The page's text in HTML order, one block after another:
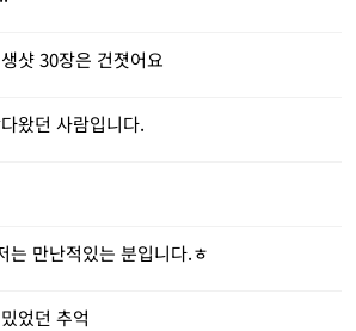
샷 30장은 건졋어요
왔던 사람입니다.
는 만난적있는 분입니다.ㅎ
었던 추억